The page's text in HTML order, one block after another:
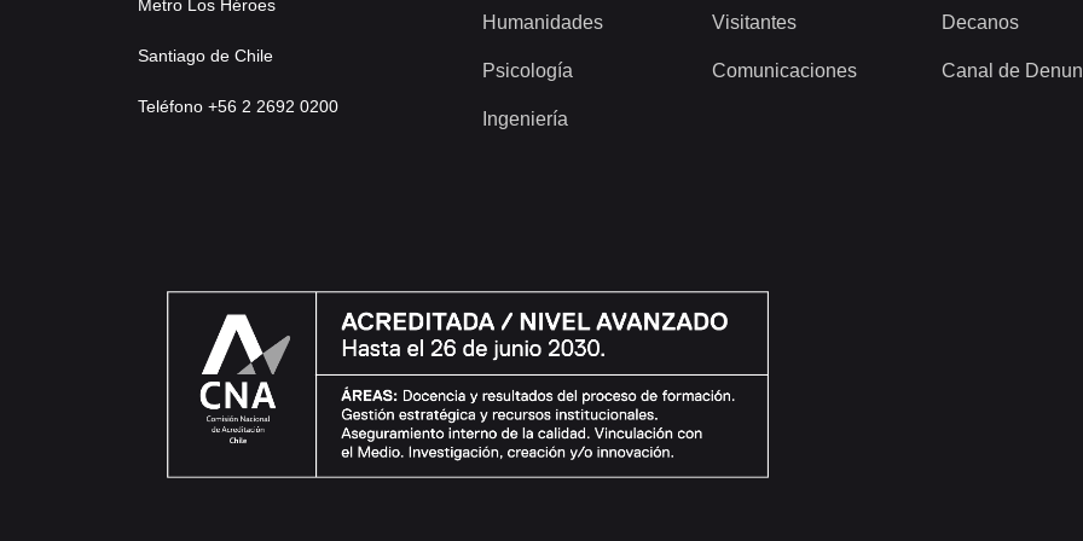
Metro Los Héroes
Santiago de Chile
Teléfono +56 2 2692 0200
Humanidades
Psicología
Ingeniería
Visitantes
Comunicaciones
Decanos
Canal de